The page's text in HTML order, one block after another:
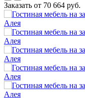
Заказать от 70 664 руб.